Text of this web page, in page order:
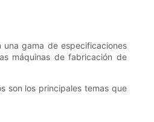
gama de especificaciones
máquinas de fabricación de
son los principales temas que